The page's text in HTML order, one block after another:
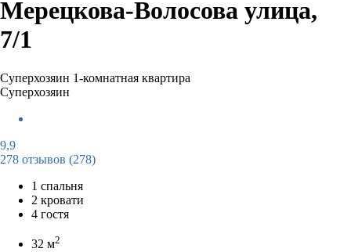
Мерецкова-Волосова улица,
7/1
Суперхозяин 1-комнатная квартира
Суперхозяин
9,9
278 отзывов (278)
1 спальня
2 кровати
4 гостя
32 м2